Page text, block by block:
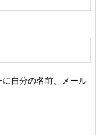
自分の名前、メール